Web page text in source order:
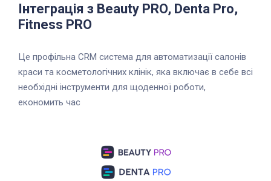
Інтеграція з Beauty PRO, Denta Pro,
Fitness PRO
Це профільна CRM система для автоматизації салонів
краси та косметологічних клінік, яка включає в себе всі
необхідні інструменти для щоденної роботи,
економить час